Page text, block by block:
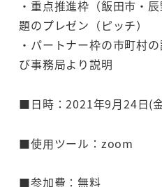
・重点推進枠（飯田市・
題のプレゼン（ピッチ）
・パートナー枠の市町村
び事務局より説明
■日時：2021年9月24日(
■使用ツール：zoom
■参加費：無料